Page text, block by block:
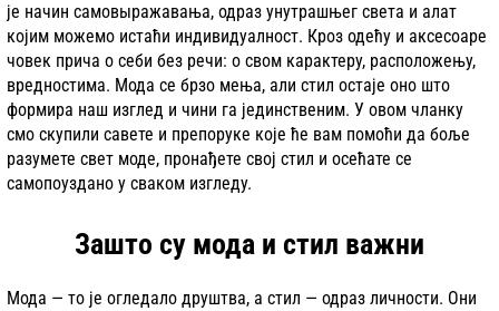
је начин самовыражавања, одраз унутрашњег света и алат
којим можемо истаћи индивидуалност. Кроз одећу и аксесоаре
човек прича о себи без речи: о свом карактеру, расположењу,
вредностима. Мода се брзо мења, али стил остаје оно што
формира наш изглед и чини га јединственим. У овом чланку
смо скупили савете и препоруке које ће вам помоћи да боље
разумете свет моде, пронађете свој стил и осећате се
самопоуздано у сваком изгледу.
Зашто су мода и стил важни
Мода — то је огледало друштва, а стил — одраз личности. Они